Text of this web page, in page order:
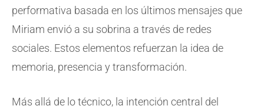
performativa basada en los últimos mensajes que
Miriam envió a su sobrina a través de redes
sociales. Estos elementos refuerzan la idea de
memoria, presencia y transformación.
Más allá de lo técnico, la intención central del